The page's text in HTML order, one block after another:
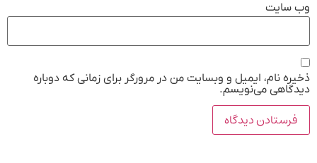
وب‌ سایت
ذخیره نام، ایمیل و وبسایت من در مرورگر برای زمانی که دوباره
دیدگاهی می‌نویسم.